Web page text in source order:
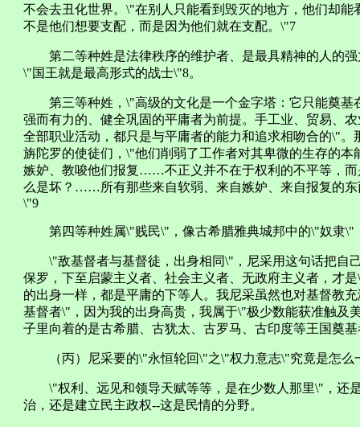
不会去丑化世界。\"在别人只能看到毁灭的地方，他们却
不是他们想要支配，而是因为他们就在支配。\"7
第二等种姓是法律秩序的维护者、是最具精神的人的强
\"国王就是最高形式的战士\"8。
第三等种姓，\"高级的文化是一个金字塔：它只能奠基
强而有力的、健全巩固的平庸者为前提。手工业、贸易、
全部职业活动，都只是与平庸者的能力和追求相吻合的\"
旃陀罗的使徒们，\"他们削弱了工作者对其卑微的生存的
嫉妒、教唆他们报复……不正义并不在于权利的不平等，
么是坏？……所有那些来自软弱、来自嫉妒、来自报复的
\"9
第四等种姓属\"贱民\"，像古希腊雅典城邦中的\"奴隶\"
\"敌基督者与基督徒，出身相同\"，尼采用这句话把自
保罗，下至启蒙主义者、社会主义者、无政府主义者，才
的出身一样，都是平庸的下等人。我尼采虽然也对基督教
基督者\"，因为我的出身高贵，我属于\"极少数能获准触及
子里向着的是古希腊、古犹太、古罗马、古印度等王国奠
（丙）尼采要的\"永恒轮回\"之\"权力意志\"究竟是怎么
\"权利、远见和领导天赋等等，是在少数人那里\"，还
治，还是建立民主政权--这是民情的分野。